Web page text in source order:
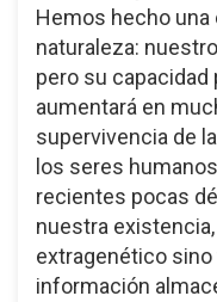
Hemos hecho una
naturaleza:
pero su
aumentará en
supervivencia de
los seres
recientes pocas
nuestra
extragenético
información